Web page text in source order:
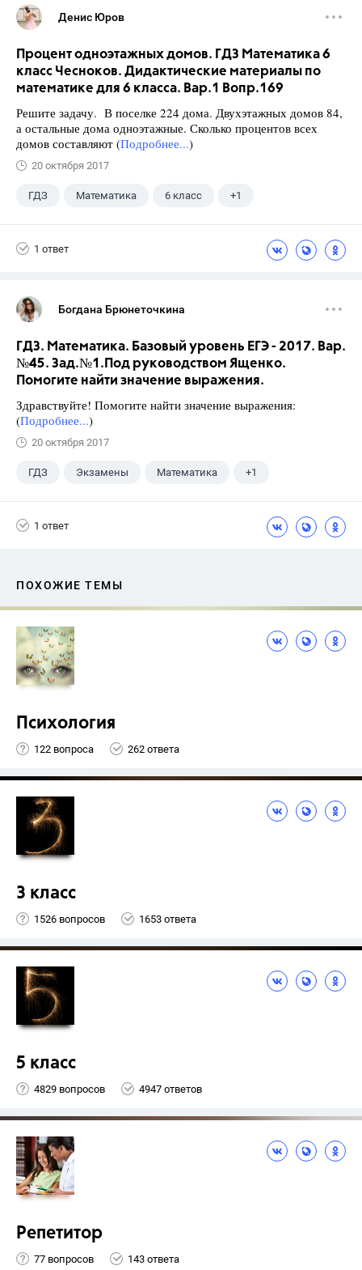
Денис Юров
Процент одноэтажных домов. ГДЗ Математика 6
класс Чесноков. Дидактические материалы по
математике для 6 класса. Вар.1 Вопр.169
Решите задачу. В поселке 224 дома. Двухэтажных домов 84,
а остальные дома одноэтажные. Сколько процентов всех
домов составляют (Подробнее...)
20 октября 2017
ГДЗ Математика 6 класс +1
1 ответ
Богдана Брюнеточкина
ГДЗ. Математика. Базовый уровень ЕГЭ - 2017. Вар.
№45. Зад.№1.Под руководством Ященко.
Помогите найти значение выражения.
Здравствуйте! Помогите найти значение выражения:
(Подробнее...)
20 октября 2017
ГДЗ Экзамены Математика +1
1 ответ
ПОХОЖИЕ ТЕМЫ
Психология
122 вопроса 262 ответа
3 класс
1526 вопросов 1653 ответа
5 класс
4829 вопросов 4947 ответов
Репетитор
77 вопросов 143 ответа